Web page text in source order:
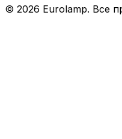
© 2026 Eurolamp. Все